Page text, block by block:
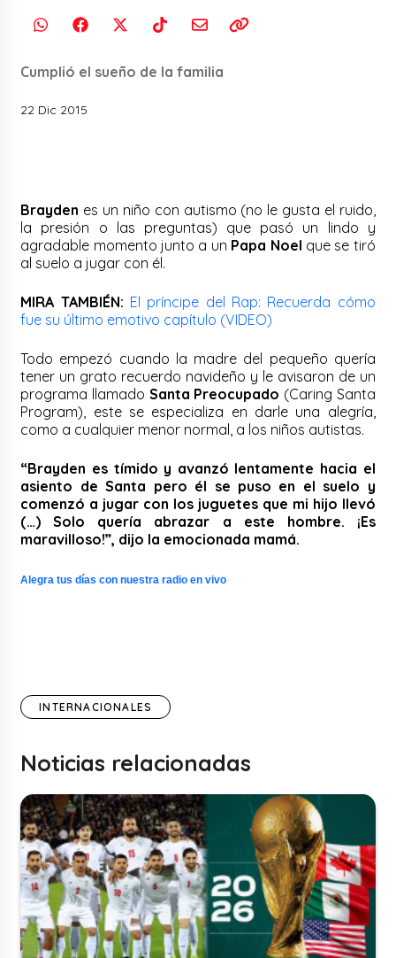
Cumplió el sueño de la familia
22 Dic 2015
Brayden es un niño con autismo (no le gusta el ruido,
la presión o las preguntas) que pasó un lindo y
agradable momento junto a un Papa Noel que se tiró
al suelo a jugar con él.
MIRA TAMBIÉN: El príncipe del Rap: Recuerda cómo
fue su último emotivo capítulo (VIDEO)
Todo empezó cuando la madre del pequeño quería
tener un grato recuerdo navideño y le avisaron de un
programa llamado Santa Preocupado (Caring Santa
Program), este se especializa en darle una alegría,
como a cualquier menor normal, a los niños autistas.
“Brayden es tímido y avanzó lentamente hacia el
asiento de Santa pero él se puso en el suelo y
comenzó a jugar con los juguetes que mi hijo llevó
(…) Solo quería abrazar a este hombre. ¡Es
maravilloso!”, dijo la emocionada mamá.
Alegra tus días con nuestra radio en vivo
INTERNACIONALES
Noticias relacionadas